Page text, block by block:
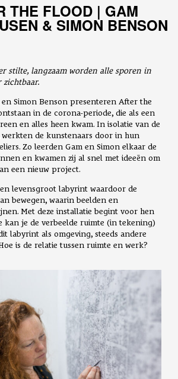
THE FLOOD | GAM
& SIMON BENSON
stilte, langzaam worden alle sporen in
zichtbaar.
en Simon Benson presenteren After the
in de corona-periode, die als een
en alles heen kwam. In isolatie van de
de kunstenaars door in hun
Zo leerden Gam en Simon elkaar de
en kwamen zij al snel met ideeën om
een nieuw project.
levensgroot labyrint waardoor de
bewegen, waarin beelden en
Met deze installatie begint voor hen
kan je de verbeelde ruimte (in tekening)
labyrint als omgeving, steeds andere
is de relatie tussen ruimte en werk?